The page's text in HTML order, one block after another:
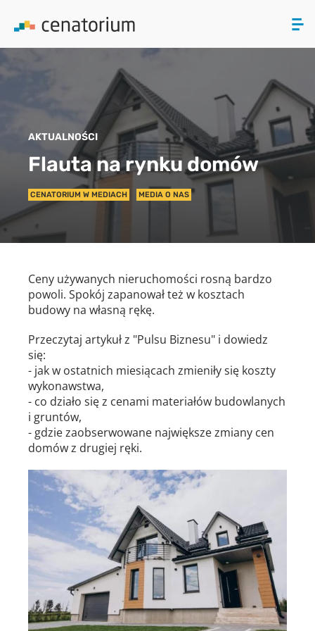
PRODUKTY
O NAS
AKTUALNOŚCI
AKTUALNOŚCI
Flauta na rynku domów
CENATORIUM W MEDIACH MEDIA O NAS
Ceny używanych nieruchomości rosną bardzo
powoli. Spokój zapanował też w kosztach
budowy na własną rękę.
Przeczytaj artykuł z "Pulsu Biznesu" i dowiedz
się:
- jak w ostatnich miesiącach zmieniły się koszty
wykonawstwa,
- co działo się z cenami materiałów budowlanych
i gruntów,
- gdzie zaobserwowane największe zmiany cen
domów z drugiej ręki.